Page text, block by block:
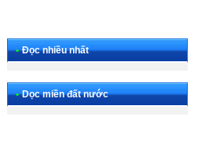
• Đọc nhiều nhất
• Dọc miền đất nước